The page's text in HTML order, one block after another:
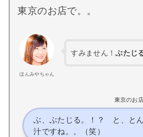
東京のお店で。。
ほんみやちゃん
すみません！ぶたじ
東京のお
ぶ、ぶたじる。！？ と、とん
汁ですね。。（笑）